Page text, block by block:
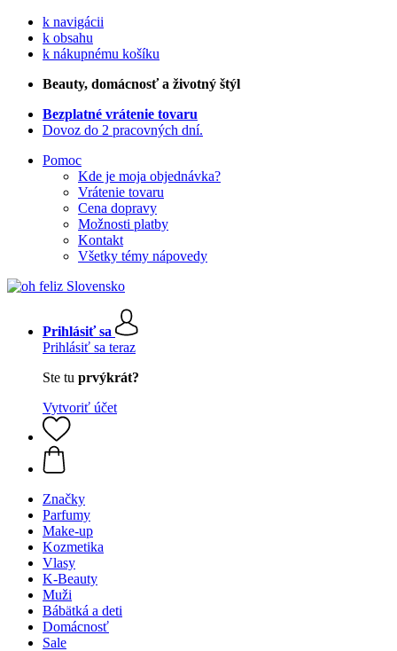
k navigácii
k obsahu
k nákupnému košíku
Beauty, domácnosť a životný štýl
Bezplatné vrátenie tovaru
Dovoz do 2 pracovných dní.
Pomoc
Kde je moja objednávka?
Vrátenie tovaru
Cena dopravy
Možnosti platby
Kontakt
Všetky témy nápovedy
Prihlásiť sa
Prihlásiť sa teraz
Ste tu prvýkrát?
Vytvoriť účet
Značky
Parfumy
Make-up
Kozmetika
Vlasy
K-Beauty
Muži
Bábätká a deti
Domácnosť
Sale